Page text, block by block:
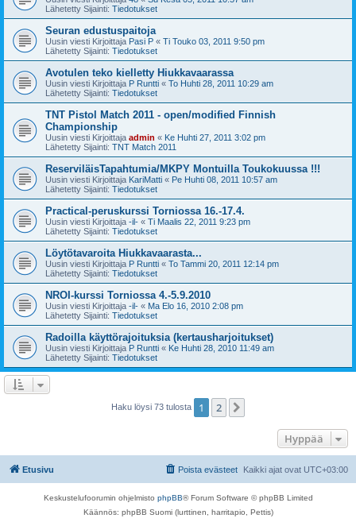
Lähetetty Sijainti: Tiedotukset
Seuran edustuspaitoja
Uusin viesti Kirjoittaja Pasi P « Ti Touko 03, 2011 9:50 pm
Lähetetty Sijainti: Tiedotukset
Avotulen teko kielletty Hiukkavaarassa
Uusin viesti Kirjoittaja P Runtti « To Huhti 28, 2011 10:29 am
Lähetetty Sijainti: Tiedotukset
TNT Pistol Match 2011 - open/modified Finnish
Championship
Uusin viesti Kirjoittaja admin « Ke Huhti 27, 2011 3:02 pm
Lähetetty Sijainti: TNT Match 2011
ReserviläisTapahtumia/MKPY Montuilla Toukokuussa !!!
Uusin viesti Kirjoittaja KariMatti « Pe Huhti 08, 2011 10:57 am
Lähetetty Sijainti: Tiedotukset
Practical-peruskurssi Torniossa 16.-17.4.
Uusin viesti Kirjoittaja -il- « Ti Maalis 22, 2011 9:23 pm
Lähetetty Sijainti: Tiedotukset
Löytötavaroita Hiukkavaarasta...
Uusin viesti Kirjoittaja P Runtti « To Tammi 20, 2011 12:14 pm
Lähetetty Sijainti: Tiedotukset
NROI-kurssi Torniossa 4.-5.9.2010
Uusin viesti Kirjoittaja -il- « Ma Elo 16, 2010 2:08 pm
Lähetetty Sijainti: Tiedotukset
Radoilla käyttörajoituksia (kertausharjoitukset)
Uusin viesti Kirjoittaja P Runtti « Ke Huhti 28, 2010 11:49 am
Lähetetty Sijainti: Tiedotukset
Haku löysi 73 tulosta 1 2
Hyppää
Etusivu Kaikki ajat ovat UTC+03:00
Poista evästeet
Keskustelufoorumin ohjelmisto phpBB® Forum Software © phpBB Limited
Käännös: phpBB Suomi (lurttinen, harritapio, Pettis)